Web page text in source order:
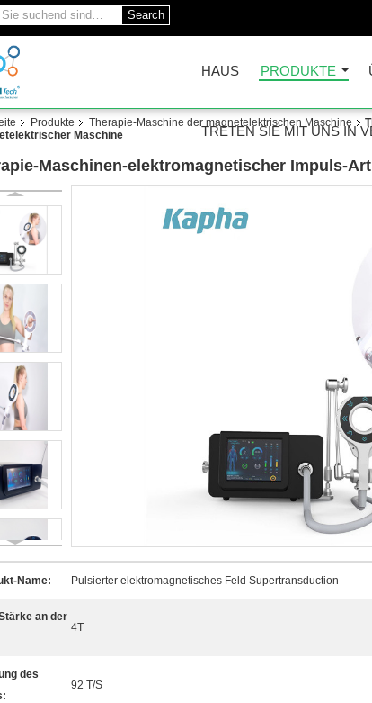
Search
HAUS PRODUKTE
TRETEN SIE MIT UNS IN
Produkte Therapie-Maschine der magnetelektrischen Maschine
Maschine
Maschinen-elektromagnetischer Impuls-
Name: Pulsierter elektromagnetisches Feld Supertransduction
an der
4T
des
92 T/S